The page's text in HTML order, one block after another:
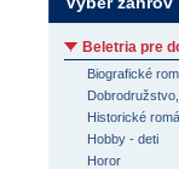
Beletria pre
Biografické
Historické
Hobby - deti
Horor